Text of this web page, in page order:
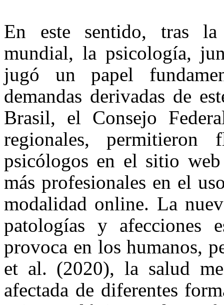
En este sentido, tras
mundial, la psicología,
jugó un papel
demandas derivadas de
Brasil, el Consejo
regionales,
psicólogos en el sitio
más profesionales en el
modalidad online. La
patologías y afecciones
provoca en los humanos,
et al. (2020), la salud
afectada de diferentes